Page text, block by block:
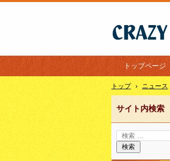
トップページ
トップ › ニュース
サイト内検索